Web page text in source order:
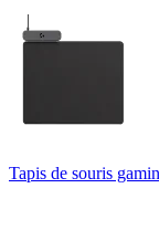
Tapis de souris